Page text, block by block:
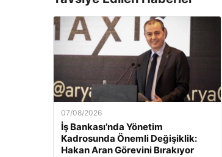
07/08/2026
İş Bankası’nda Yönetim
Kadrosunda Önemli Değişiklik:
Hakan Aran Görevini Bırakıyor